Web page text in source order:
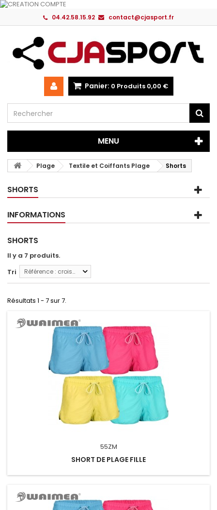
04.42.58.15.92 contact@cjasport.fr
Panier: 0 Produits 0,00 €
MENU
Plage Textile et Coiffants Plage Shorts
SHORTS
INFORMATIONS
SHORTS
Il y a 7 produits.
Tri
Référence : croissante
Résultats 1 - 7 sur 7.
55ZM
SHORT DE PLAGE FILLE